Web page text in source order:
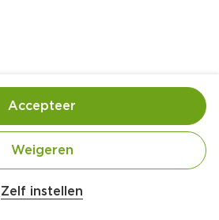
Bereiding
Zelf instellen
Weigeren
Accepteer